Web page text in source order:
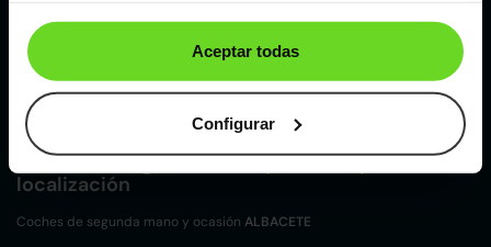
Aceptar todas
Configurar
Ver Mercedes Clase A de segunda mano y
ocasión
Mercedes Clase A de segunda mano y ocasión
Coches desegunda mano y ocasión por
localización
Coches de segunda mano y ocasión ALBACETE